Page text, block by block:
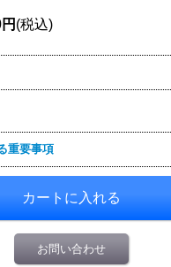
(税込)
重要事項
お問い合わせ